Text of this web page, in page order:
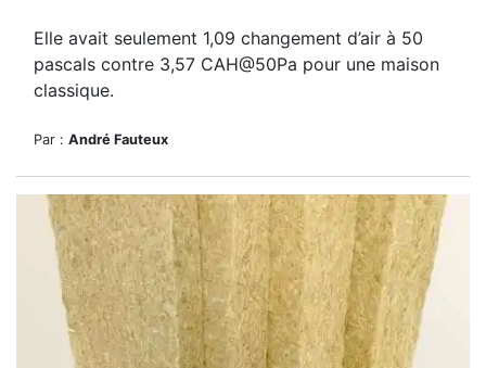
Elle avait seulement 1,09 changement d’air à 50
pascals contre 3,57 CAH@50Pa pour une maison
classique.
Par : André Fauteux